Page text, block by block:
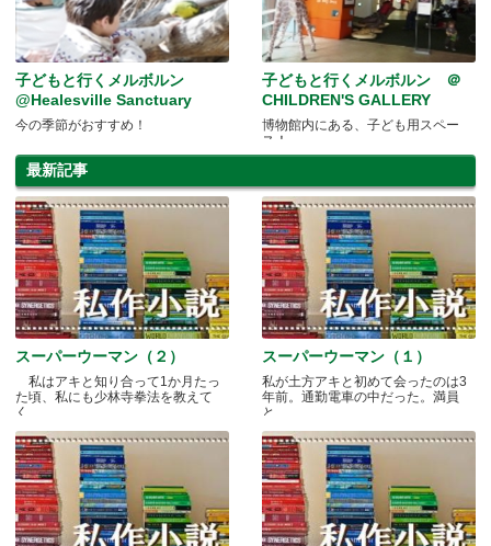
子どもと行くメルボルン
@Healesville Sanctuary
今の季節がおすすめ！
子どもと行くメルボルン ＠
CHILDREN'S GALLERY
博物館内にある、子ども用スペー
ス！
最新記事
スーパーウーマン（２）
私はアキと知り合って1か月たっ
た頃、私にも少林寺拳法を教えて
く.....
スーパーウーマン（１）
私が土方アキと初めて会ったのは3
年前。通勤電車の中だった。満員
と.....